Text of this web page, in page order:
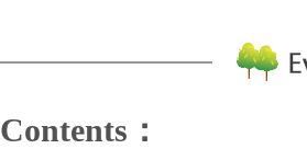
Contents：